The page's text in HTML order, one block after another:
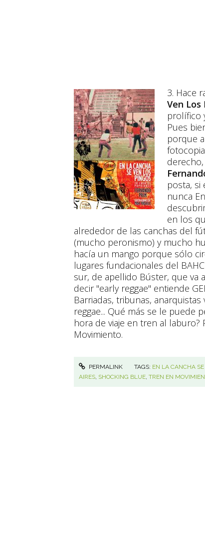
3. Hace
Ven Los
prolífico
Pues
porque
posta, si
nunca
en los
alrededor de las canchas del
(mucho peronismo) y mucho
hacía un mango porque sólo
lugares fundacionales del
sur, de apellido Búster, que va
decir "early reggae" entiende
Barriadas, tribunas,
reggae... Qué más se le puede
hora de viaje en tren al
Movimiento.
PERMALINK TAGS: EN LA CANCHA
AIRES SHOCKING BLUE TREN EN